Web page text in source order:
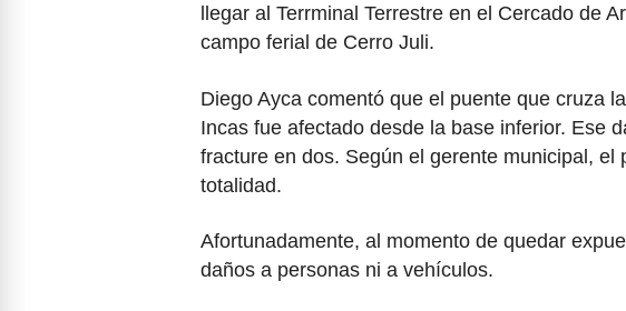
llegar al Terrminal Terrestre en el Cercado de
campo ferial de Cerro Juli.
Diego Ayca comentó que el puente que cruza
Incas fue afectado desde la base inferior. Ese
fracture en dos. Según el gerente municipal, el
totalidad.
Afortunadamente, al momento de quedar
daños a personas ni a vehículos.